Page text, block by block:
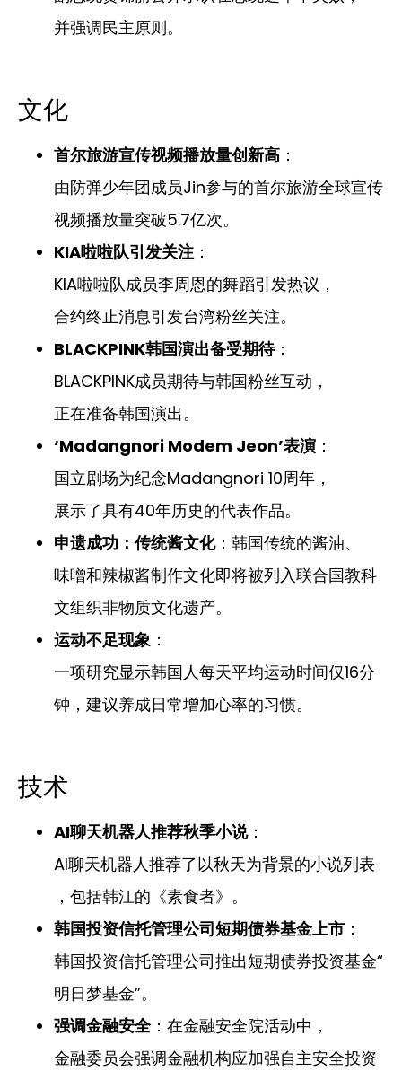
并强调民主原则。
文化
首尔旅游宣传视频播放量创新高 ：
由防弹少年团成员Jin参与的首尔旅游全球宣传
视频播放量突破5.7亿次。
KIA啦啦队引发关注：
KIA啦啦队成员李周恩的舞蹈引发热议，
合约终止消息引发台湾粉丝关注。
BLACKPINK韩国演出备受期待：
BLACKPINK成员期待与韩国粉丝互动，
正在准备韩国演出。
‘Madangnori Modem Jeon’表演 ：
国立剧场为纪念Madangnori 10周年，
展示了具有40年历史的代表作品。
申遗成功：传统酱文化：韩国传统的酱油、
味噌和辣椒酱制作文化即将被列入联合国教科
文组织非物质文化遗产。
运动不足现象 ：
一项研究显示韩国人每天平均运动时间仅16分
钟，建议养成日常增加心率的习惯。
技术
AI聊天机器人推荐秋季小说：
AI聊天机器人推荐了以秋天为背景的小说列表
，包括韩江的《素食者》。
韩国投资信托管理公司短期债券基金上市 ：
韩国投资信托管理公司推出短期债券投资基金“
明日梦基金”。
强调金融安全：在金融安全院活动中，
金融委员会强调金融机构应加强自主安全投资